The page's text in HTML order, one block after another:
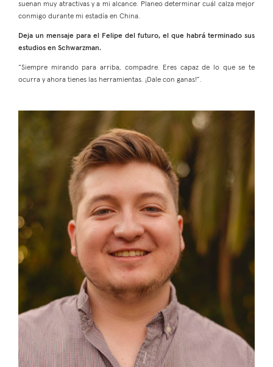
suenan muy atractivas y a mi alcance. Planeo determinar cuál calza mejor
conmigo durante mi estadía en China.
Deja un mensaje para el Felipe del futuro, el que habrá terminado sus
estudios en Schwarzman.
“Siempre mirando para arriba, compadre. Eres capaz de lo que se te
ocurra y ahora tienes las herramientas. ¡Dale con ganas!”.